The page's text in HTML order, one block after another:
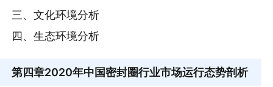
三、文化环境分析
四、生态环境分析
第四章2020年中国密封圈行业市场运行态势剖析